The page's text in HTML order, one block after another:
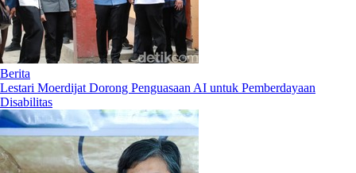
Berita
Lestari Moerdijat Dorong Penguasaan AI untuk Pemberdayaan
Disabilitas